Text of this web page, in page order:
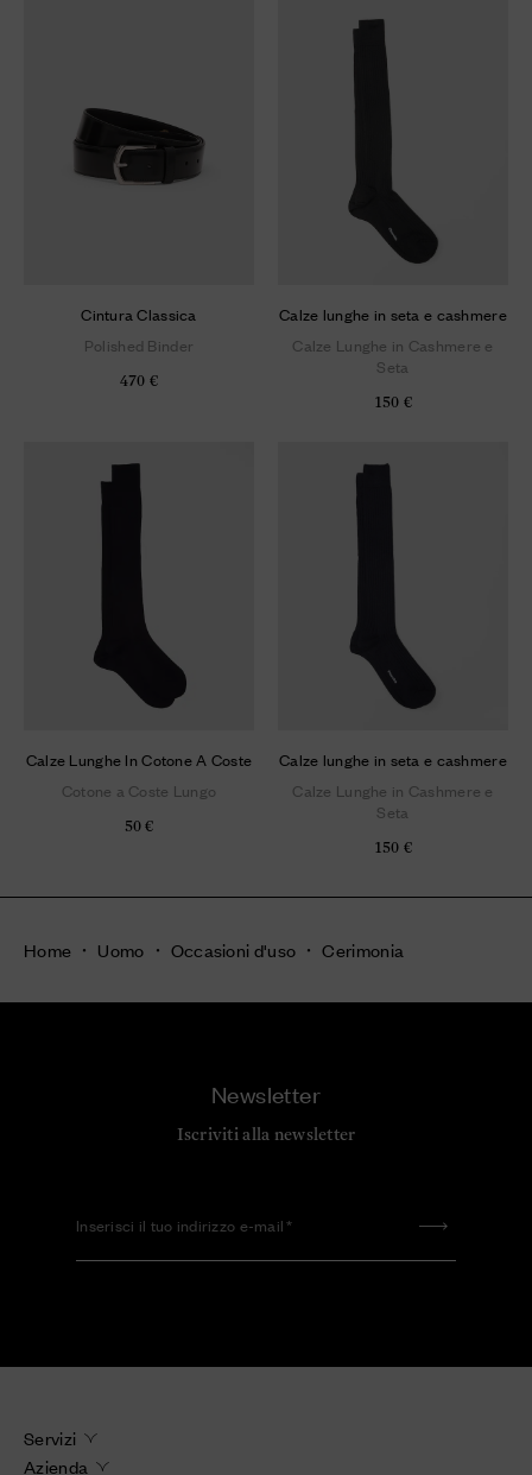
Cintura Classica
Polished Binder
470 €
Calze lunghe in seta e cashmere
Calze Lunghe in Cashmere e
Seta
150 €
Calze Lunghe In Cotone A Coste
Cotone a Coste Lungo
50 €
Calze lunghe in seta e cashmere
Calze Lunghe in Cashmere e
Seta
150 €
Home Uomo Occasioni d'uso Cerimonia
Newsletter
Iscriviti alla newsletter
Inserisci il tuo indirizzo e-mail
Servizi
Azienda